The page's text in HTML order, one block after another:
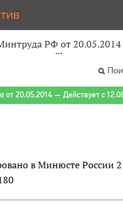
РФ от
от 20.05.2014 — Действует с
в Минюсте России